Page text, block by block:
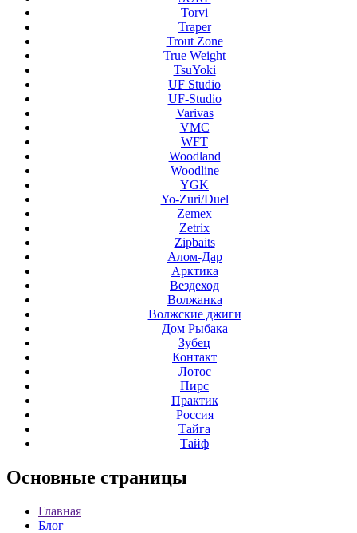
Torvi
Traper
Trout Zone
True Weight
TsuYoki
UF Studio
UF-Studio
Varivas
VMC
WFT
Woodland
Woodline
YGK
Yo-Zuri/Duel
Zemex
Zetrix
Zipbaits
Алом-Дар
Арктика
Вездеход
Волжанка
Волжские джиги
Дом Рыбака
Зубец
Контакт
Лотос
Пирс
Практик
Россия
Тайга
Тайф
Основные страницы
Главная
Блог